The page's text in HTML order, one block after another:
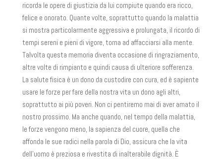
ricorda le opere di giustizia da lui compiute quando era ricco,
felice e onorato. Quante volte, soprattutto quando la malattia
si mostra particolarmente aggressiva e prolungata, il ricordo di
tempi sereni e pieni di vigore, torna ad affacciarsi alla mente.
Talvolta questa memoria diventa occasione di ringraziamento,
altre volte di rimpianto e quindi causa di ulteriore sofferenza.
La salute fisica è un dono da custodire con cura, ed è sapiente
usare le forze per fare della nostra vita un dono agli altri,
soprattutto ai più poveri. Non ci pentiremo mai di aver amato il
nostro prossimo. Ma anche quando, nel tempo della malattia,
le forze vengono meno, la sapienza del cuore, quella che
affonda le sue radici nella parola di Dio, assicura che la vita
dell’uomo è preziosa e rivestita di inalterabile dignità. È